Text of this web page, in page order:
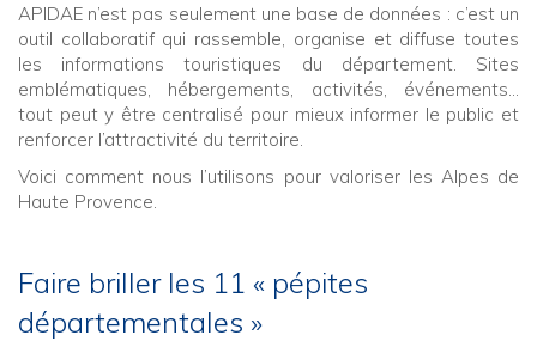
APIDAE n’est pas seulement une base de données : c’est un
outil collaboratif qui rassemble, organise et diffuse toutes
les informations touristiques du département. Sites
emblématiques, hébergements, activités, événements…
tout peut y être centralisé pour mieux informer le public et
renforcer l’attractivité du territoire.
Voici comment nous l’utilisons pour valoriser les Alpes de
Haute Provence.
Faire briller les 11 « pépites
départementales »